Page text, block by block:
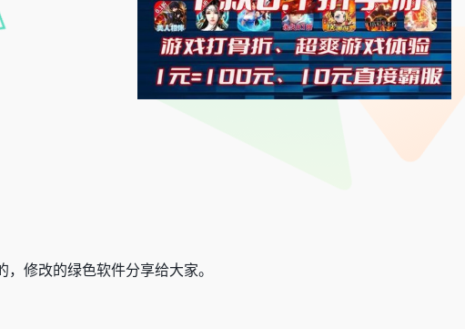
修改的绿色软件分享给大家。